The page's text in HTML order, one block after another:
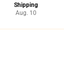
Shipping
Aug. 10